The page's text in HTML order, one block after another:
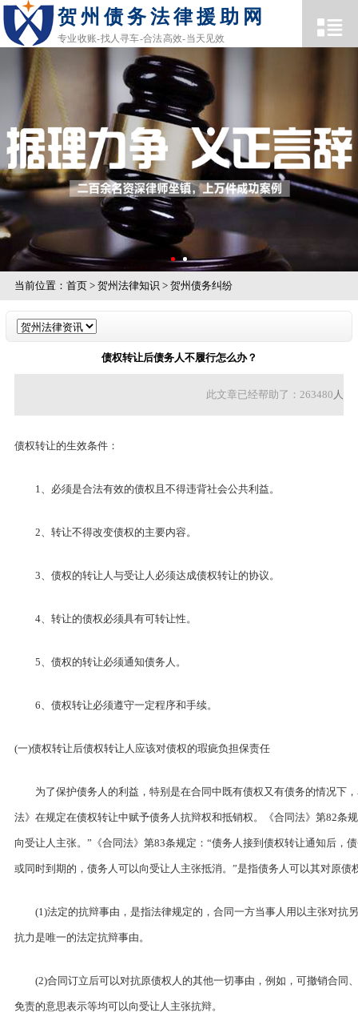
贺州债务法律援助网
专业收账-找人寻车-合法高效-当天见效
当前位置： 首页> 贺州法律知识 > 贺州债务纠纷
债权转让后债务人不履行怎么办？
此文章已经帮助了：263480 人
债权转让的生效条件：
1、必须是合法有效的债权且不得违背社会公共利益。
2、转让不得改变债权的主要内容。
3、债权的转让人与受让人必须达成债权转让的协议。
4、转让的债权必须具有可转让性。
5、债权的转让必须通知债务人。
6、债权转让必须遵守一定程序和手续。
(一)债权转让后债权转让人应该对债权的瑕疵负担保责任
为了保护债务人的利益，特别是在合同中既有债权又有债务的情况下
法》在规定在债权转让中赋予债务人抗辩权和抵销权。《合同法》第82条
向受让人主张。”《合同法》第83条规定：“债务人接到债权转让通知后，
或同时到期的，债务人可以向受让人主张抵消。”是指债务人可以其对原
(1)法定的抗辩事由，是指法律规定的，合同一方当事人用以主张对抗
抗力是唯一的法定抗辩事由。
(2)合同订立后可以对抗原债权人的其他一切事由，例如，可撤销合同
免责的意思表示等均可以向受让人主张抗辩。